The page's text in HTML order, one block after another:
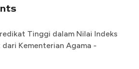
Tinggi dalam Nilai Indeks
Kementerian Agama -